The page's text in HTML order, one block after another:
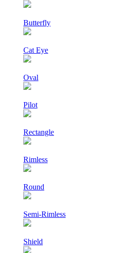
Butterfly
Cat Eye
Oval
Pilot
Rectangle
Rimless
Round
Semi-Rimless
Shield